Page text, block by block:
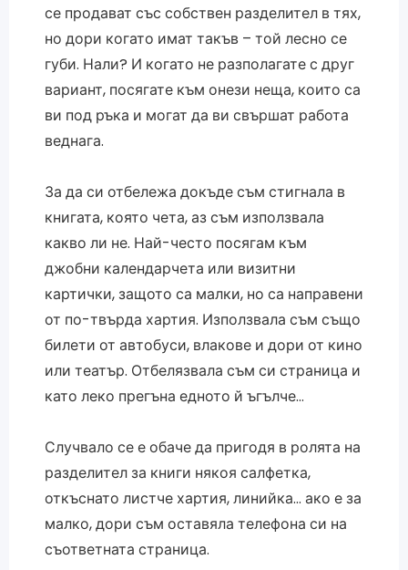
се продават със собствен разделител в тях,
но дори когато имат такъв – той лесно се
губи. Нали? И когато не разполагате с друг
вариант, посягате към онези неща, които са
ви под ръка и могат да ви свършат работа
веднага.
За да си отбележа докъде съм стигнала в
книгата, която чета, аз съм използвала
какво ли не. Най-често посягам към
джобни календарчета или визитни
картички, защото са малки, но са направени
от по-твърда хартия. Използвала съм също
билети от автобуси, влакове и дори от кино
или театър. Отбелязвала съм си страница и
като леко прегъна едното й ъгълче…
Случвало се е обаче да пригодя в ролята на
разделител за книги някоя салфетка,
откъснато листче хартия, линийка… ако е за
малко, дори съм оставяла телефона си на
съответната страница.